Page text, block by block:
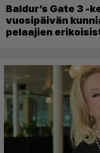
Baldur’s Gate 3 -
vuosipäivän
pelaajien